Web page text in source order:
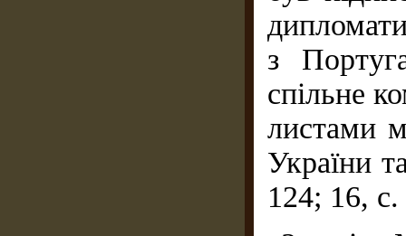
з
спільне
листами
України
124; 16,